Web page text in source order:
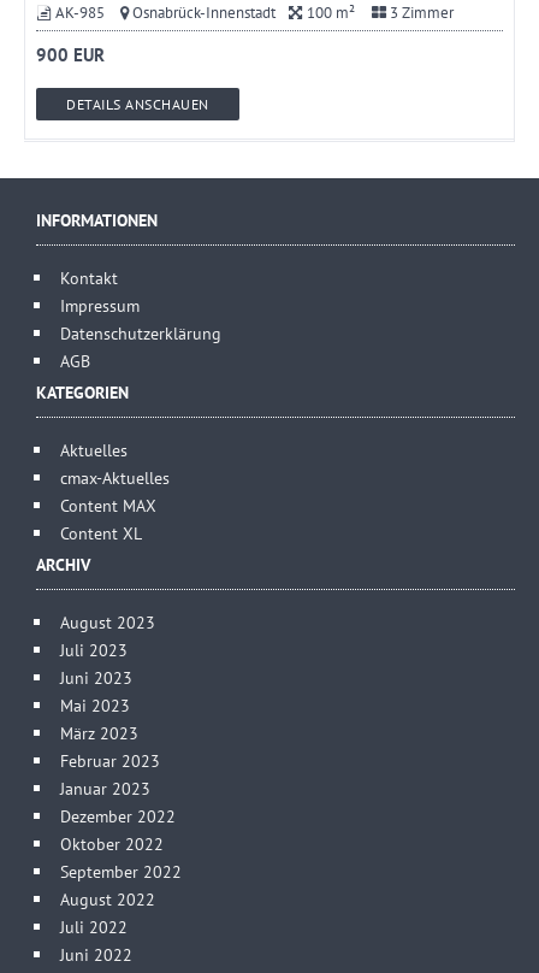
AK-985 Osnabrück-Innenstadt 100 m² 3 Zimmer
900 EUR
DETAILS ANSCHAUEN
INFORMATIONEN
Kontakt
Impressum
Datenschutzerklärung
AGB
KATEGORIEN
Aktuelles
cmax-Aktuelles
Content MAX
Content XL
ARCHIV
August 2023
Juli 2023
Juni 2023
Mai 2023
März 2023
Februar 2023
Januar 2023
Dezember 2022
Oktober 2022
September 2022
August 2022
Juli 2022
Juni 2022